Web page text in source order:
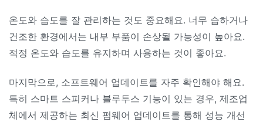
온도와 습도를 잘 관리하는 것도 중요해요. 너무 습하거나
건조한 환경에서는 내부 부품이 손상될 가능성이 높아요.
적정 온도와 습도를 유지하며 사용하는 것이 좋아요.
마지막으로, 소프트웨어 업데이트를 자주 확인해야 해요.
특히 스마트 스피커나 블루투스 기능이 있는 경우, 제조업
체에서 제공하는 최신 펌웨어 업데이트를 통해 성능 개선